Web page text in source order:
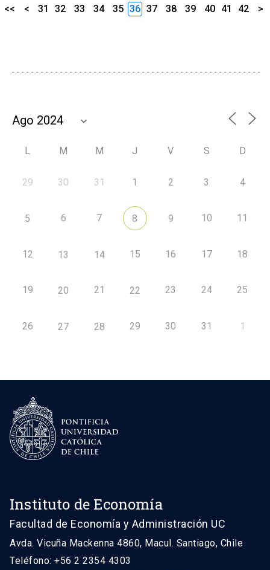
<< < 31 32 33 34 35 36 37 38 39 40 41 42 >
L M M J V S D
29 30 31 1 2 3 4
5 6 7 8 9 10 11
12 13 14 15 16 17 18
19 20 21 22 23 24 25
26 27 28 29 30 31 1
Instituto de Economía
Facultad de Economía y Administración UC
Avda. Vicuña Mackenna 4860, Macul. Santiago, Chile
Teléfono: +56 2 2354 4303